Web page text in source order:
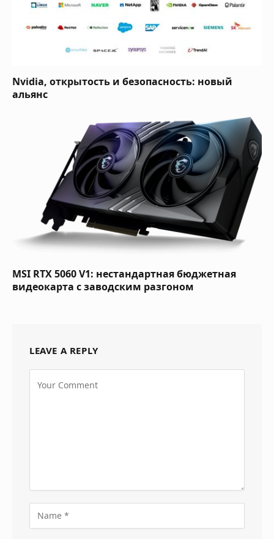
Nvidia, открытость и безопасность: новый
альянс
MSI RTX 5060 V1: нестандартная бюджетная
видеокарта с заводским разгоном
LEAVE A REPLY